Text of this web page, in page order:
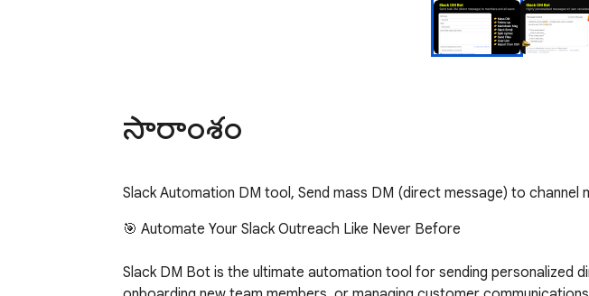
సారాంశం
Slack Automation DM tool, Send mass DM (direct message) to channel
🎯 Automate Your Slack Outreach Like Never Before
Slack DM Bot is the ultimate automation tool for sending